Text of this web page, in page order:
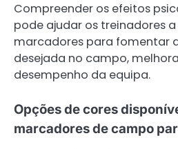
Compreender os efeitos
pode ajudar os treinadores
marcadores para fomentar
desejada no campo,
desempenho da equipa.
Opções de cores
marcadores de campo